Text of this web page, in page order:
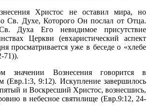
Христос не оставил мира, но
Св. Духе, Которого Он послал от Отца.
Духа Его невидимое присутствие
Церкви (евхаристический аспект
просматривается уже в беседе о «хлебе
71)).
значении Вознесения говорится в
(Евр.1:3, 9:12). Искупление завершилось
и Воскресший Христос, вознесшись,
в небесное святилище (Евр.9:12, 24-